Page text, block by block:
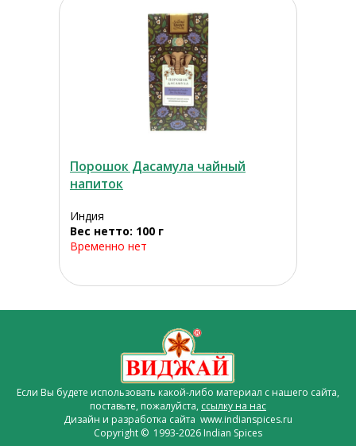
Порошок Дасамула чайный
напиток
Индия
Вес нетто: 100 г
Временно нет
Если Вы будете использовать какой-либо материал с нашего сайта,
поставьте, пожалуйста, ссылку на нас
Дизайн и разработка сайта www.indianspices.ru
Copyright © 1993-2026 Indian Spices